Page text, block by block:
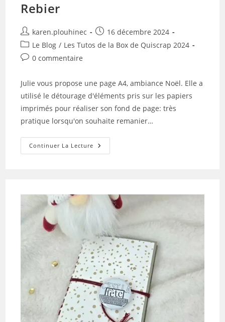
Rebier
Auteur/autrice
de
la
publication :
karen.plouhinec
Publication
publiée :
16 décembre 2024
Post
category:
Le Blog / Les Tutos de la Box de Quiscrap 2024
Commentaires
publication :
0 commentaire
Julie vous propose une page A4, ambiance Noël. Elle a
utilisé le détourage d'éléments pris sur les papiers
imprimés pour réaliser son fond de page: très
pratique lorsqu'on souhaite remanier…
Continuer La Lecture Tuto
N°4
2024
Rebier